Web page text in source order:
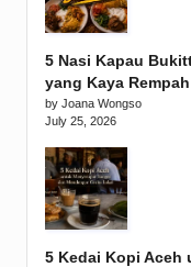
5 Nasi Kapau
yang Kaya Rempah
by Joana Wongso
July 25, 2026
5 Kedai Kopi Aceh